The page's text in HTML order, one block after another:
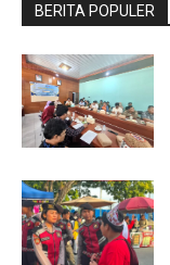
BERITA POPULER